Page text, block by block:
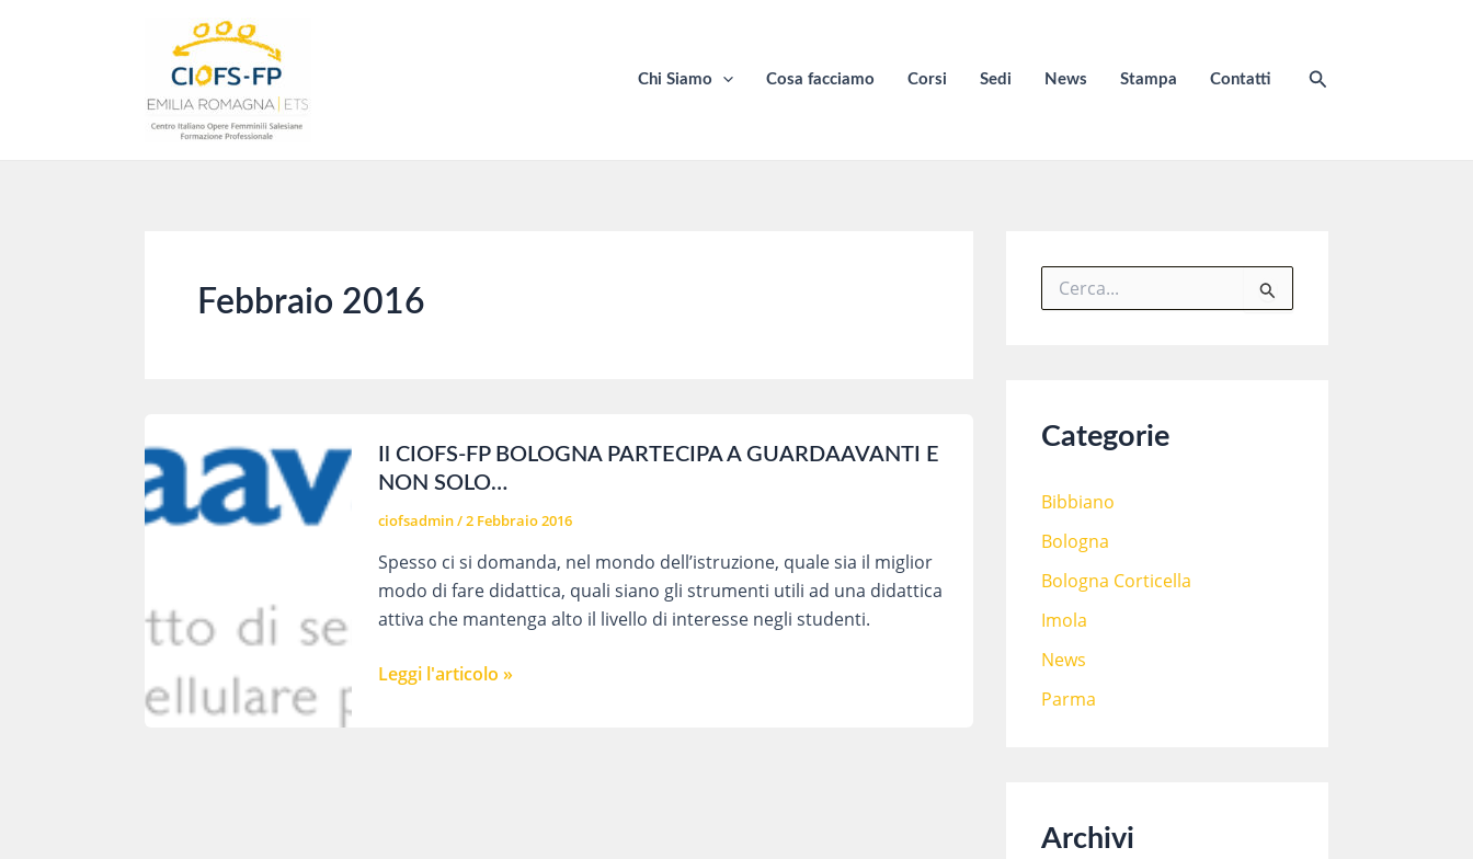
Chi Siamo Cosa facciamo Corsi Sedi News Stampa Contatti Cerca
Febbraio 2016
Il CIOFS-FP BOLOGNA PARTECIPA A GUARDAAVANTI E
NON SOLO…
ciofsadmin/2 Febbraio 2016
Spesso ci si domanda, nel mondo dell’istruzione, quale sia il miglior
modo di fare didattica, quali siano gli strumenti utili ad una didattica
attiva che mantenga alto il livello di interesse negli studenti.
Il
Leggi l'articolo »
C
Categorie
Bibbiano
Bologna
Bologna Corticella
Imola
News
Parma
Archivi